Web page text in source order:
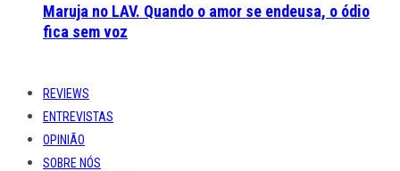
Maruja no LAV. Quando o amor se endeusa, o ódio
fica sem voz
REVIEWS
ENTREVISTAS
OPINIÃO
SOBRE NÓS